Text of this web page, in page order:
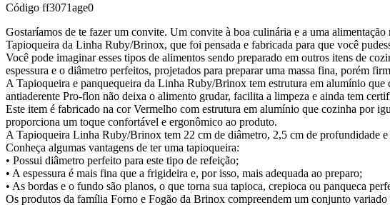
Código ff3071age0
Gostaríamos de te fazer um convite. Um convite à boa culinária e a uma
Tapioqueira da Linha Ruby/Brinox, que foi pensada e fabricada para que você
Você pode imaginar esses tipos de alimentos sendo preparado em outros itens de
espessura e o diâmetro perfeitos, projetados para preparar uma massa fina, porém
A Tapioqueira e panquequeira da Linha Ruby/Brinox tem estrutura em alumínio
antiaderente Pro-flon não deixa o alimento grudar, facilita a limpeza e ainda tem
Este item é fabricado na cor Vermelho com estrutura em alumínio que cozinha por
proporciona um toque confortável e ergonômico ao produto.
A Tapioqueira Linha Ruby/Brinox tem 22 cm de diâmetro, 2,5 cm de profundidade
Conheça algumas vantagens de ter uma tapioqueira:
• Possui diâmetro perfeito para este tipo de refeição;
• A espessura é mais fina que a frigideira e, por isso, mais adequada ao preparo;
• As bordas e o fundo são planos, o que torna sua tapioca, crepioca ou panqueca
Os produtos da família Forno e Fogão da Brinox compreendem um conjunto